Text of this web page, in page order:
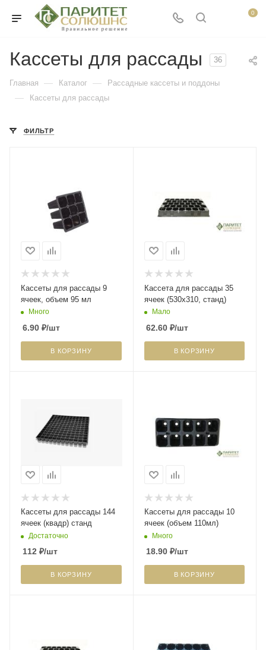
0
Кассеты для рассады 36
Главная — Каталог — Рассадные кассеты и поддоны
— Кассеты для рассады
ФИЛЬТР
Кассеты для рассады 9
ячеек, объем 95 мл
Много
6.90 ₽/шт
В КОРЗИНУ
Кассета для рассады 35
ячеек (530х310, станд)
Мало
62.60₽/шт
В КОРЗИНУ
Кассеты для рассады 144
ячеек (квадр) станд
Достаточно
112 ₽/шт
В КОРЗИНУ
Кассеты для рассады 10
ячеек (объем 110мл)
Много
18.90₽/шт
В КОРЗИНУ